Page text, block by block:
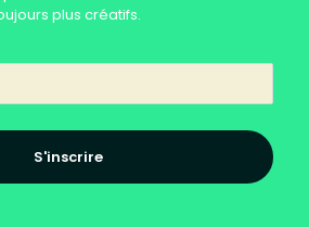
plus créatifs.
S'inscrire